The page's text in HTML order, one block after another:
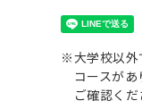
※大学校以
コースが
ご確認くだ